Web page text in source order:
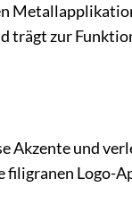
trägt zur
und
filigranen Logo-